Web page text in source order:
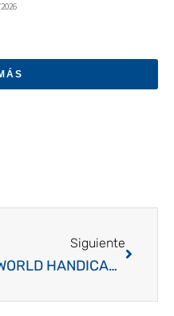
Siguiente
WORLD HANDICAP SYSTEM: Una muy buena oportunidad para seguir aprendiendo